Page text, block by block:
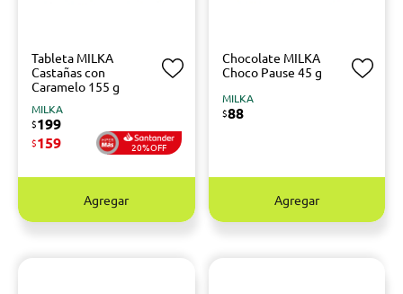
Tableta MILKA
Castañas con
Caramelo 155 g
MILKA
$199
$159 20%OFF
Agregar
Chocolate MILKA
Choco Pause 45 g
MILKA
$88
Agregar